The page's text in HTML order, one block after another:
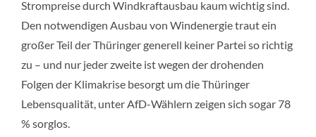
Strompreise durch Windkraftausbau kaum wichtig sind.
Den notwendigen Ausbau von Windenergie traut ein
großer Teil der Thüringer generell keiner Partei so richtig
zu – und nur jeder zweite ist wegen der drohenden
Folgen der Klimakrise besorgt um die Thüringer
Lebensqualität, unter AfD-Wählern zeigen sich sogar 78
% sorglos.